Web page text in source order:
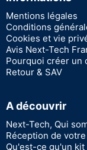
Mentions légales
Conditions
Cookies et vie
Avis Next-Tech
Pourquoi créer un
Retour & SAV
A découvrir
Next-Tech, Qui
Réception de
Qu'est-ce qu'un